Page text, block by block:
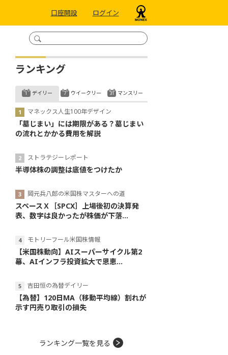
口座開設 ログイン
ランキング
デイリー
マネックス人生100年デザイン
「墓じまい」には期限がある？墓じまい
の流れとかかる費用を解説
ストラテジーレポート
半導体株の調整は底値をつけたか
岡元兵八郎の米国株マスターへの道
スペースＸ［SPCX］上場後初の決算発
表、数字は良かったが株価が下落...
モトリーフール米国株情報
【米国株動向】AIスーパーサイクル第2
幕、AIインフラ投資拡大で恩恵...
吉田恒の為替デイリー
【為替】120日MA（移動平均線）割れが
示す円売り取引の損失
ウイークリー マンスリー
ランキング一覧を見る